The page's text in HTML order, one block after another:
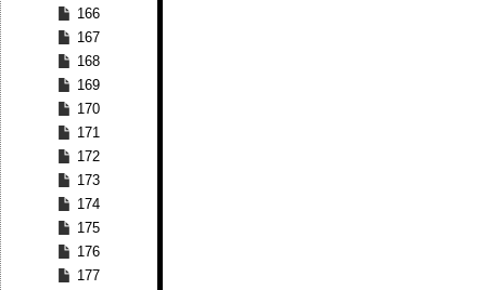
166
167
168
169
170
171
172
173
174
175
176
177